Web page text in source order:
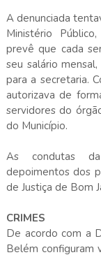
A denunciada
Ministério
prevê que cada
seu salário
para a secretaria.
autorizava de
servidores do
do Município.
As condutas
depoimentos dos
de Justiça de Bom
CRIMES
De acordo com a
Belém configuram